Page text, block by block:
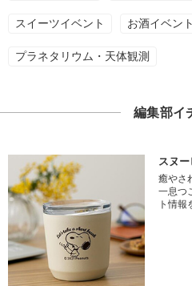
スイーツイベント お酒イベント
プラネタリウム・天体観測
編集部イ
スヌ
癒やさ
一息つ
ト情報